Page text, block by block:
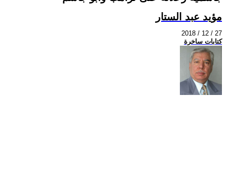
مؤيد عبد الستار
2018 / 12 / 27
كتابات ساخرة